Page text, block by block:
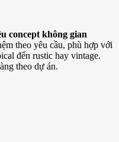
concept không gian
theo yêu cầu, phù hợp với
đến rustic hay vintage.
theo dự án.